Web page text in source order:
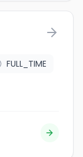
FULL_TIME